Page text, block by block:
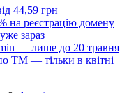
44,59 грн
на реєстрацію домену
зараз
— лише до 20 травня
ТМ — тільки в квітні